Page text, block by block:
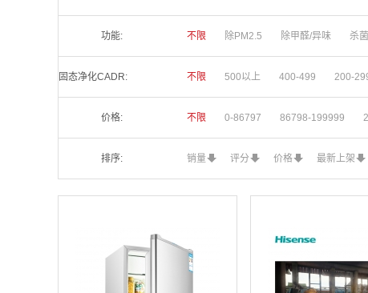
功能: 不限 除PM2.5 除甲醛/异味 杀菌
固态净化CADR: 不限 500以上 400-499 200-
价格: 不限 0-86797 86798-199999
排序: 销量 评分 价格 最新上架